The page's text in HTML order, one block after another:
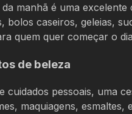
manhã é uma
bolos caseiros, geleias,
quem quer começar o
de beleza
cuidados pessoais, uma
maquiagens,